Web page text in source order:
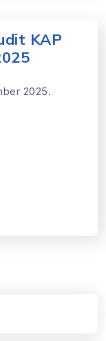
KAP
2025.